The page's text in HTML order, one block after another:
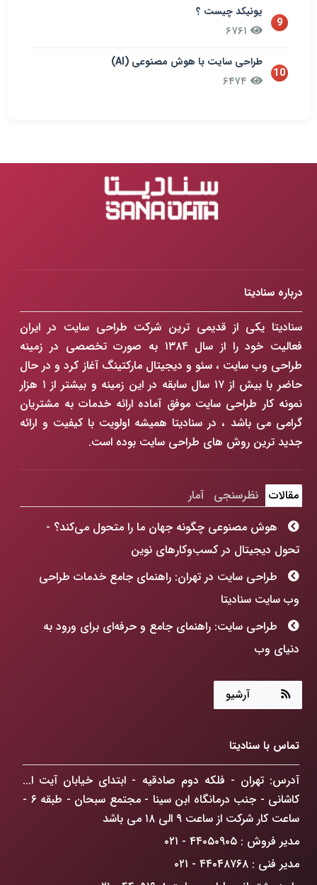
9
یونیکد چیست ؟
۶۷۶۱
10
طراحی سایت با هوش مصنوعی (AI)
۶۴۷۴
درباره سنادیتا
سنادیتا یکی از قدیمی ترین شرکت طراحی سایت در ایران
فعالیت خود را از سال ۱۳۸۴ به صورت تخصصی در زمینه
طراحی وب سایت ، سئو و دیجیتال مارکتینگ آغاز کرد و در حال
حاضر با بیش از ۱۷ سال سابقه در این زمینه و بیشتر از ۱ هزار
نمونه کار طراحی سایت موفق آماده ارائه خدمات به مشتریان
گرامی می باشد ، در سنادیتا همیشه اولویت با کیفیت و ارائه
جدید ترین روش های طراحی سایت بوده است.
مقالات نظرسنجی
آمار
هوش مصنوعی چگونه جهان ما را متحول می‌کند؟ -
تحول دیجیتال در کسب‌وکارهای نوین
طراحی سایت در تهران: راهنمای جامع خدمات طراحی
وب سایت سنادیتا
طراحی سایت: راهنمای جامع و حرفه‌ای برای ورود به
دنیای وب
هوش مصنوعی چگونه جهان ما را متحول می‌کند؟
طراحی سایت: فراتر از رنگ و فرم، ساخت پنجره‌ای به
کسب‌وکار شما را متحول می‌کند
راهکار افزایش فروش آنلاین در تهران: گذار از حضور
دیجیتال به سلطه بازار
ضرورت درک دیدگاه GoogleBot
آرشیو
تماس با سنادیتا
آدرس: تهران - فلکه دوم صادقیه - ابتدای خیابان آیت ا...
کاشانی - جنب درمانگاه ابن سینا - مجتمع سبحان - طبقه ۶ -
ساعت کار شرکت از ساعت ۹ الی ۱۸ می باشد
مدیر فروش : ۴۴۰۵۰۹۰۵ - ۰۲۱
مدیر فنی : ۴۴۰۴۸۷۶۸ - ۰۲۱